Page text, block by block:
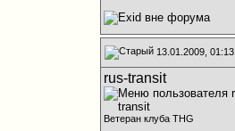
13.01.2009, 01:13
rus-transit
Ветеран клуба THG